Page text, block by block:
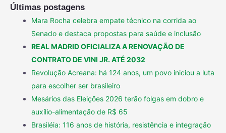
Últimas postagens
Mara Rocha celebra empate técnico na corrida ao
Senado e destaca propostas para saúde e inclusão
REAL MADRID OFICIALIZA A RENOVAÇÃO DE
CONTRATO DE VINI JR. ATÉ 2032
Revolução Acreana: há 124 anos, um povo iniciou a luta
para escolher ser brasileiro
Mesários das Eleições 2026 terão folgas em dobro e
auxílio-alimentação de R$ 65
Brasiléia: 116 anos de história, resistência e integração